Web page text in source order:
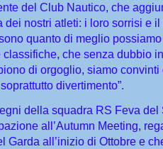
del Club Nautico, che
dei nostri atleti: i loro sorrisi e
quanto di meglio
classifiche, che senza dubbio
di orgoglio, siamo
divertimento”.
della squadra RS Feva
all’Autumn Meeting,
Garda all’inizio di Ottobre e